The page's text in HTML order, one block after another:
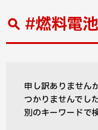
#燃料電池
申し訳ありません
つかりませんでした
別のキーワードで